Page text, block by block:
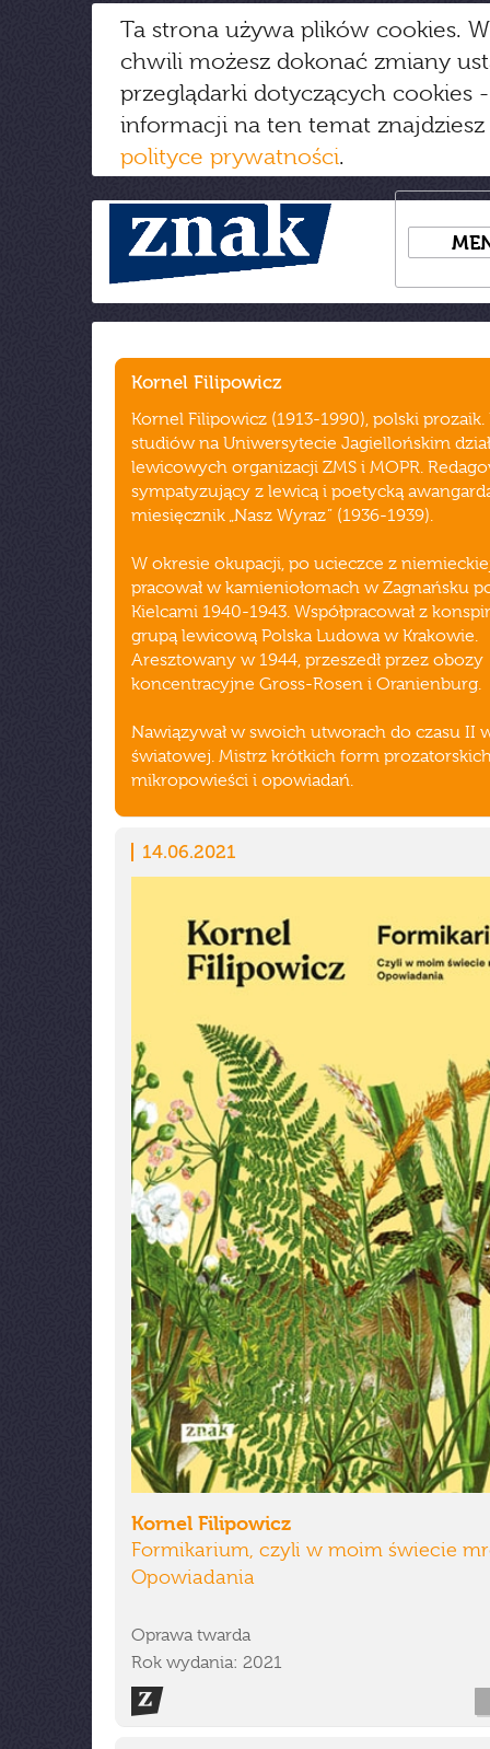
Ta strona używa plików cookies.
chwili możesz dokonać zmiany
przeglądarki dotyczących cookies
informacji na ten temat
polityce prywatności.
Kornel Filipowicz
Kornel Filipowicz (1913-1990), polski prozaik.
studiów na Uniwersytecie Jagiellońskim
lewicowych organizacji ZMS i MOPR.
sympatyzujący z lewicą i poetycką
miesięcznik „Nasz Wyraz” (1936-1939).
W okresie okupacji, po ucieczce z
pracował w kamieniołomach w Zagnańsku
Kielcami 1940-1943. Współpracował z
grupą lewicową Polska Ludowa w Krakowie.
Aresztowany w 1944, przeszedł przez obozy
koncentracyjne Gross-Rosen i Oranienburg.
Nawiązywał w swoich utworach do czasu II
światowej. Mistrz krótkich form
mikropowieści i opowiadań.
14.06.2021
Kornel Filipowicz
Formikarium, czyli w moim świecie
Opowiadania
Oprawa twarda
Rok wydania: 2021